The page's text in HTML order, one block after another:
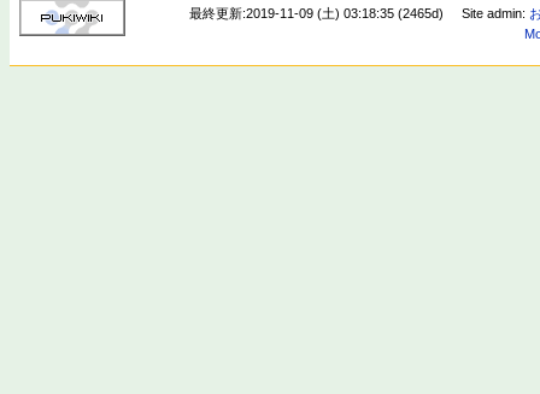
最終更新:2019-11-09 (土) 03:18:35 (2465d) Site admin: